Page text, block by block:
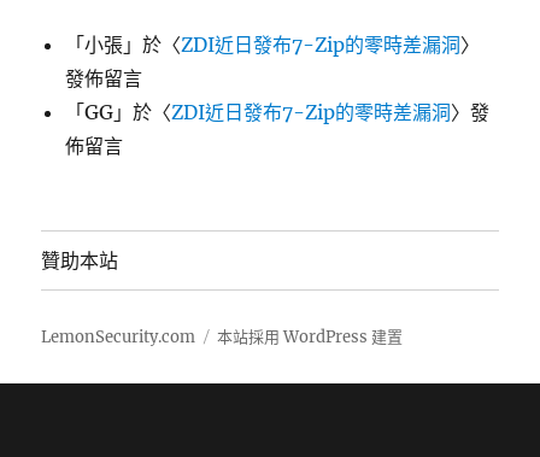
「小張 」於〈ZDI近日發布7-Zip的零時差漏洞〉
發佈留言
「GG 」於〈ZDI近日發布7-Zip的零時差漏洞〉發
佈留言
贊助本站
LemonSecurity.com 本站採用 WordPress 建置